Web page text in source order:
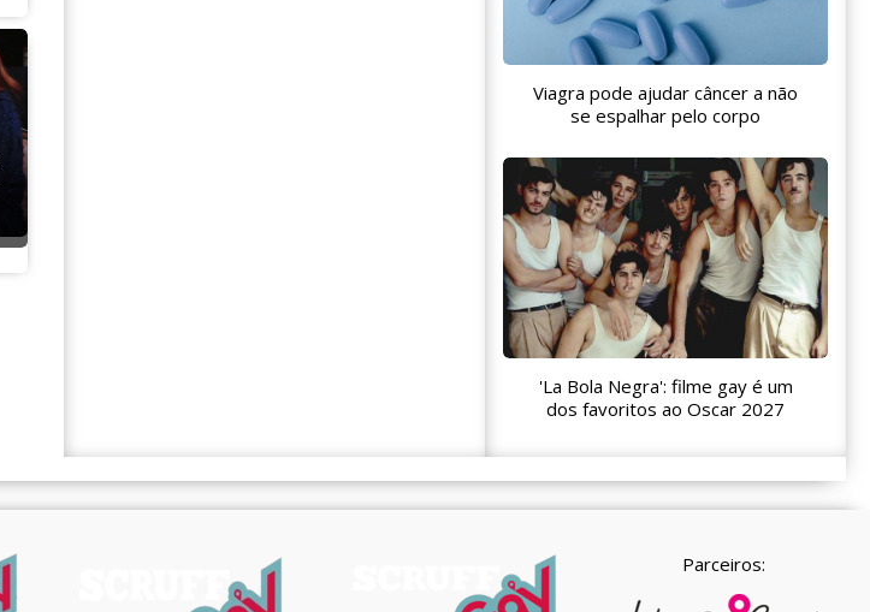
Viagra pode ajudar câncer a não
se espalhar pelo corpo
'La Bola Negra': filme gay é um
dos favoritos ao Oscar 2027
Parceiros: